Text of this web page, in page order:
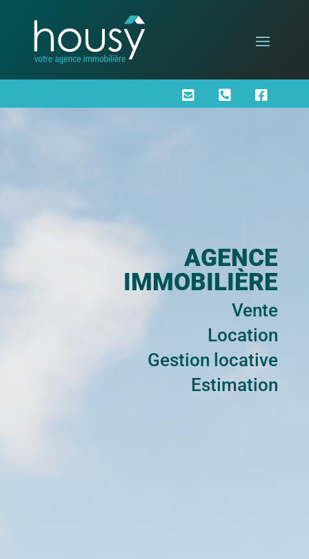
  
AGENCE
IMMOBILIÈRE
Vente
Location
Gestion locative
Estimation